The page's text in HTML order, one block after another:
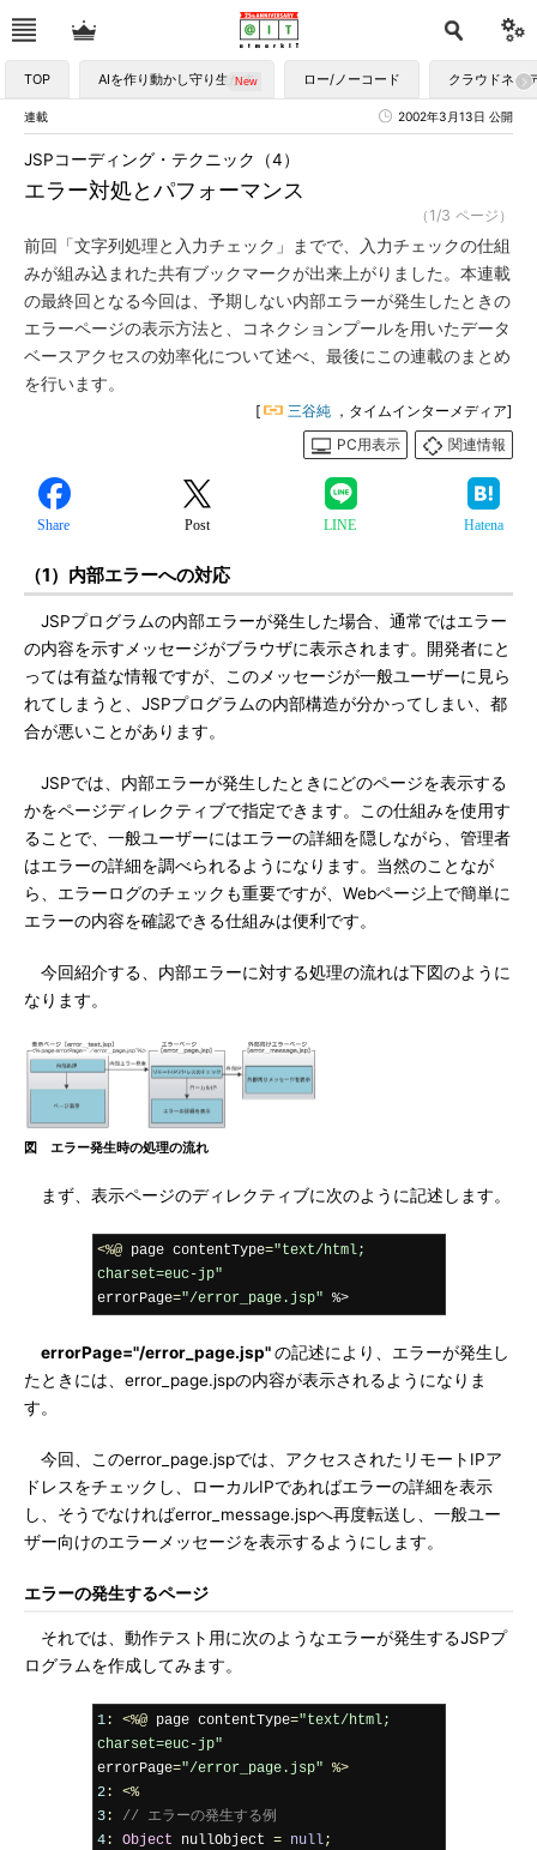
TOP AIを作り動かし守り生かす ロー/ノーコード クラウドネイ
連載 2002年3月13日 公開
エラー対処とパフォーマンス
JSPコーディング・テクニック（4）
（1/3 ページ）
前回「文字列処理と入力チェック」までで、入力チェックの仕組
みが組み込まれた共有ブックマークが出来上がりました。本連載
の最終回となる今回は、予期しない内部エラーが発生したときの
エラーページの表示方法と、コネクションプールを用いたデータ
ベースアクセスの効率化について述べ、最後にこの連載のまとめ
を行います。
[ 三谷純 ，タイムインターメディア]
PC用表示
関連情報
Share Post LINE Hatena
（1）内部エラーへの対応
JSPプログラムの内部エラーが発生した場合、通常ではエラー
の内容を示すメッセージがブラウザに表示されます。開発者にと
っては有益な情報ですが、このメッセージが一般ユーザーに見ら
れてしまうと、JSPプログラムの内部構造が分かってしまい、都
合が悪いことがあります。
JSPでは、内部エラーが発生したときにどのページを表示する
かをページディレクティブで指定できます。この仕組みを使用す
ることで、一般ユーザーにはエラーの詳細を隠しながら、管理者
はエラーの詳細を調べられるようになります。当然のことなが
ら、エラーログのチェックも重要ですが、Webページ上で簡単に
エラーの内容を確認できる仕組みは便利です。
今回紹介する、内部エラーに対する処理の流れは下図のように
なります。
図 エラー発生時の処理の流れ
まず、表示ページのディレクティブに次のように記述します。
<%@ page contentType="text/html;
charset=euc-jp"
errorPage="/error_page.jsp" %>
errorPage="/error_page.jsp"の記述により、エラーが発生し
たときには、error_page.jspの内容が表示されるようになりま
す。
今回、このerror_page.jspでは、アクセスされたリモートIPア
ドレスをチェックし、ローカルIPであればエラーの詳細を表示
し、そうでなければerror_message.jspへ再度転送し、一般ユー
ザー向けのエラーメッセージを表示するようにします。
エラーの発生するページ
それでは、動作テスト用に次のようなエラーが発生するJSPプ
ログラムを作成してみます。
1: <%@ page contentType="text/html;
charset=euc-jp"
errorPage="/error_page.jsp" %>
2:
<%
3:
// エラーの発生する例
4: Object nullObject = null;